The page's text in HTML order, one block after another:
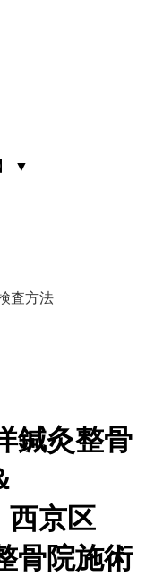
▼
査方法
鍼灸整骨
京区
骨院施術